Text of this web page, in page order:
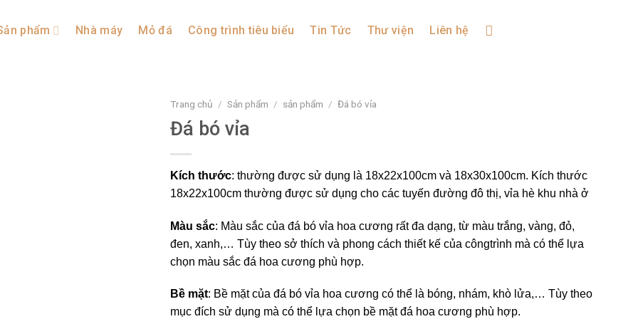
phẩm Nhà máy Mỏ đá Công trình tiêu biểu Tin Tức Thư viện Liên hệ
Trang chủ / Sản phẩm / sản phẩm / Đá bó vỉa
Đá bó vỉa
Kích thước: thường được sử dụng là 18x22x100cm và 18x30x100cm. Kích thước
18x22x100cm thường được sử dụng cho các tuyến đường đô thị, vỉa hè khu nhà ở
Màu sắc: Màu sắc của đá bó vỉa hoa cương rất đa dạng, từ màu trắng, vàng, đỏ,
đen, xanh,… Tùy theo sở thích và phong cách thiết kế của côngtrình mà có thể lựa
chọn màu sắc đá hoa cương phù hợp.
Bề mặt: Bề mặt của đá bó vỉa hoa cương có thể là bóng, nhám, khò lửa,… Tùy theo
mục đích sử dụng mà có thể lựa chọn bề mặt đá hoa cương phù hợp.